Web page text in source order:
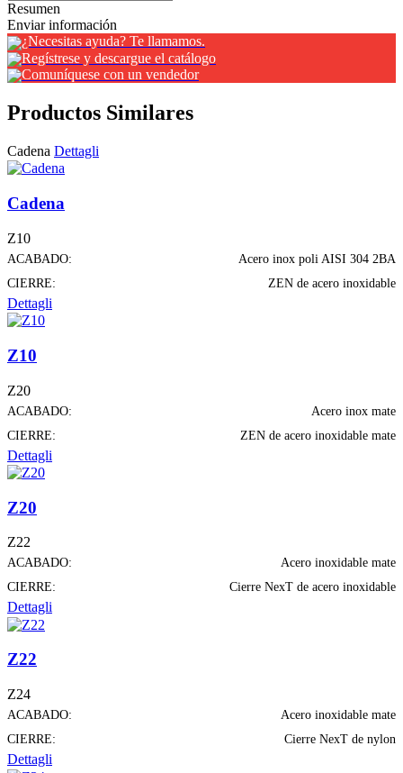
Resumen
Enviar información
¿Necesitas ayuda? Te llamamos.
Regístrese y descargue el catálogo
Comuníquese con un vendedor
Productos Similares
Cadena Dettagli
Cadena
Z10
ACABADO:
Acero inox poli AISI 304 2BA
CIERRE:
ZEN de acero inoxidable
Dettagli
Z10
Z20
ACABADO:
Acero inox mate
CIERRE:
ZEN de acero inoxidable mate
Dettagli
Z20
Z22
ACABADO:
Acero inoxidable mate
CIERRE:
Cierre NexT de acero inoxidable
Dettagli
Z22
Z24
ACABADO:
Acero inoxidable mate
CIERRE:
Cierre NexT de nylon
Dettagli